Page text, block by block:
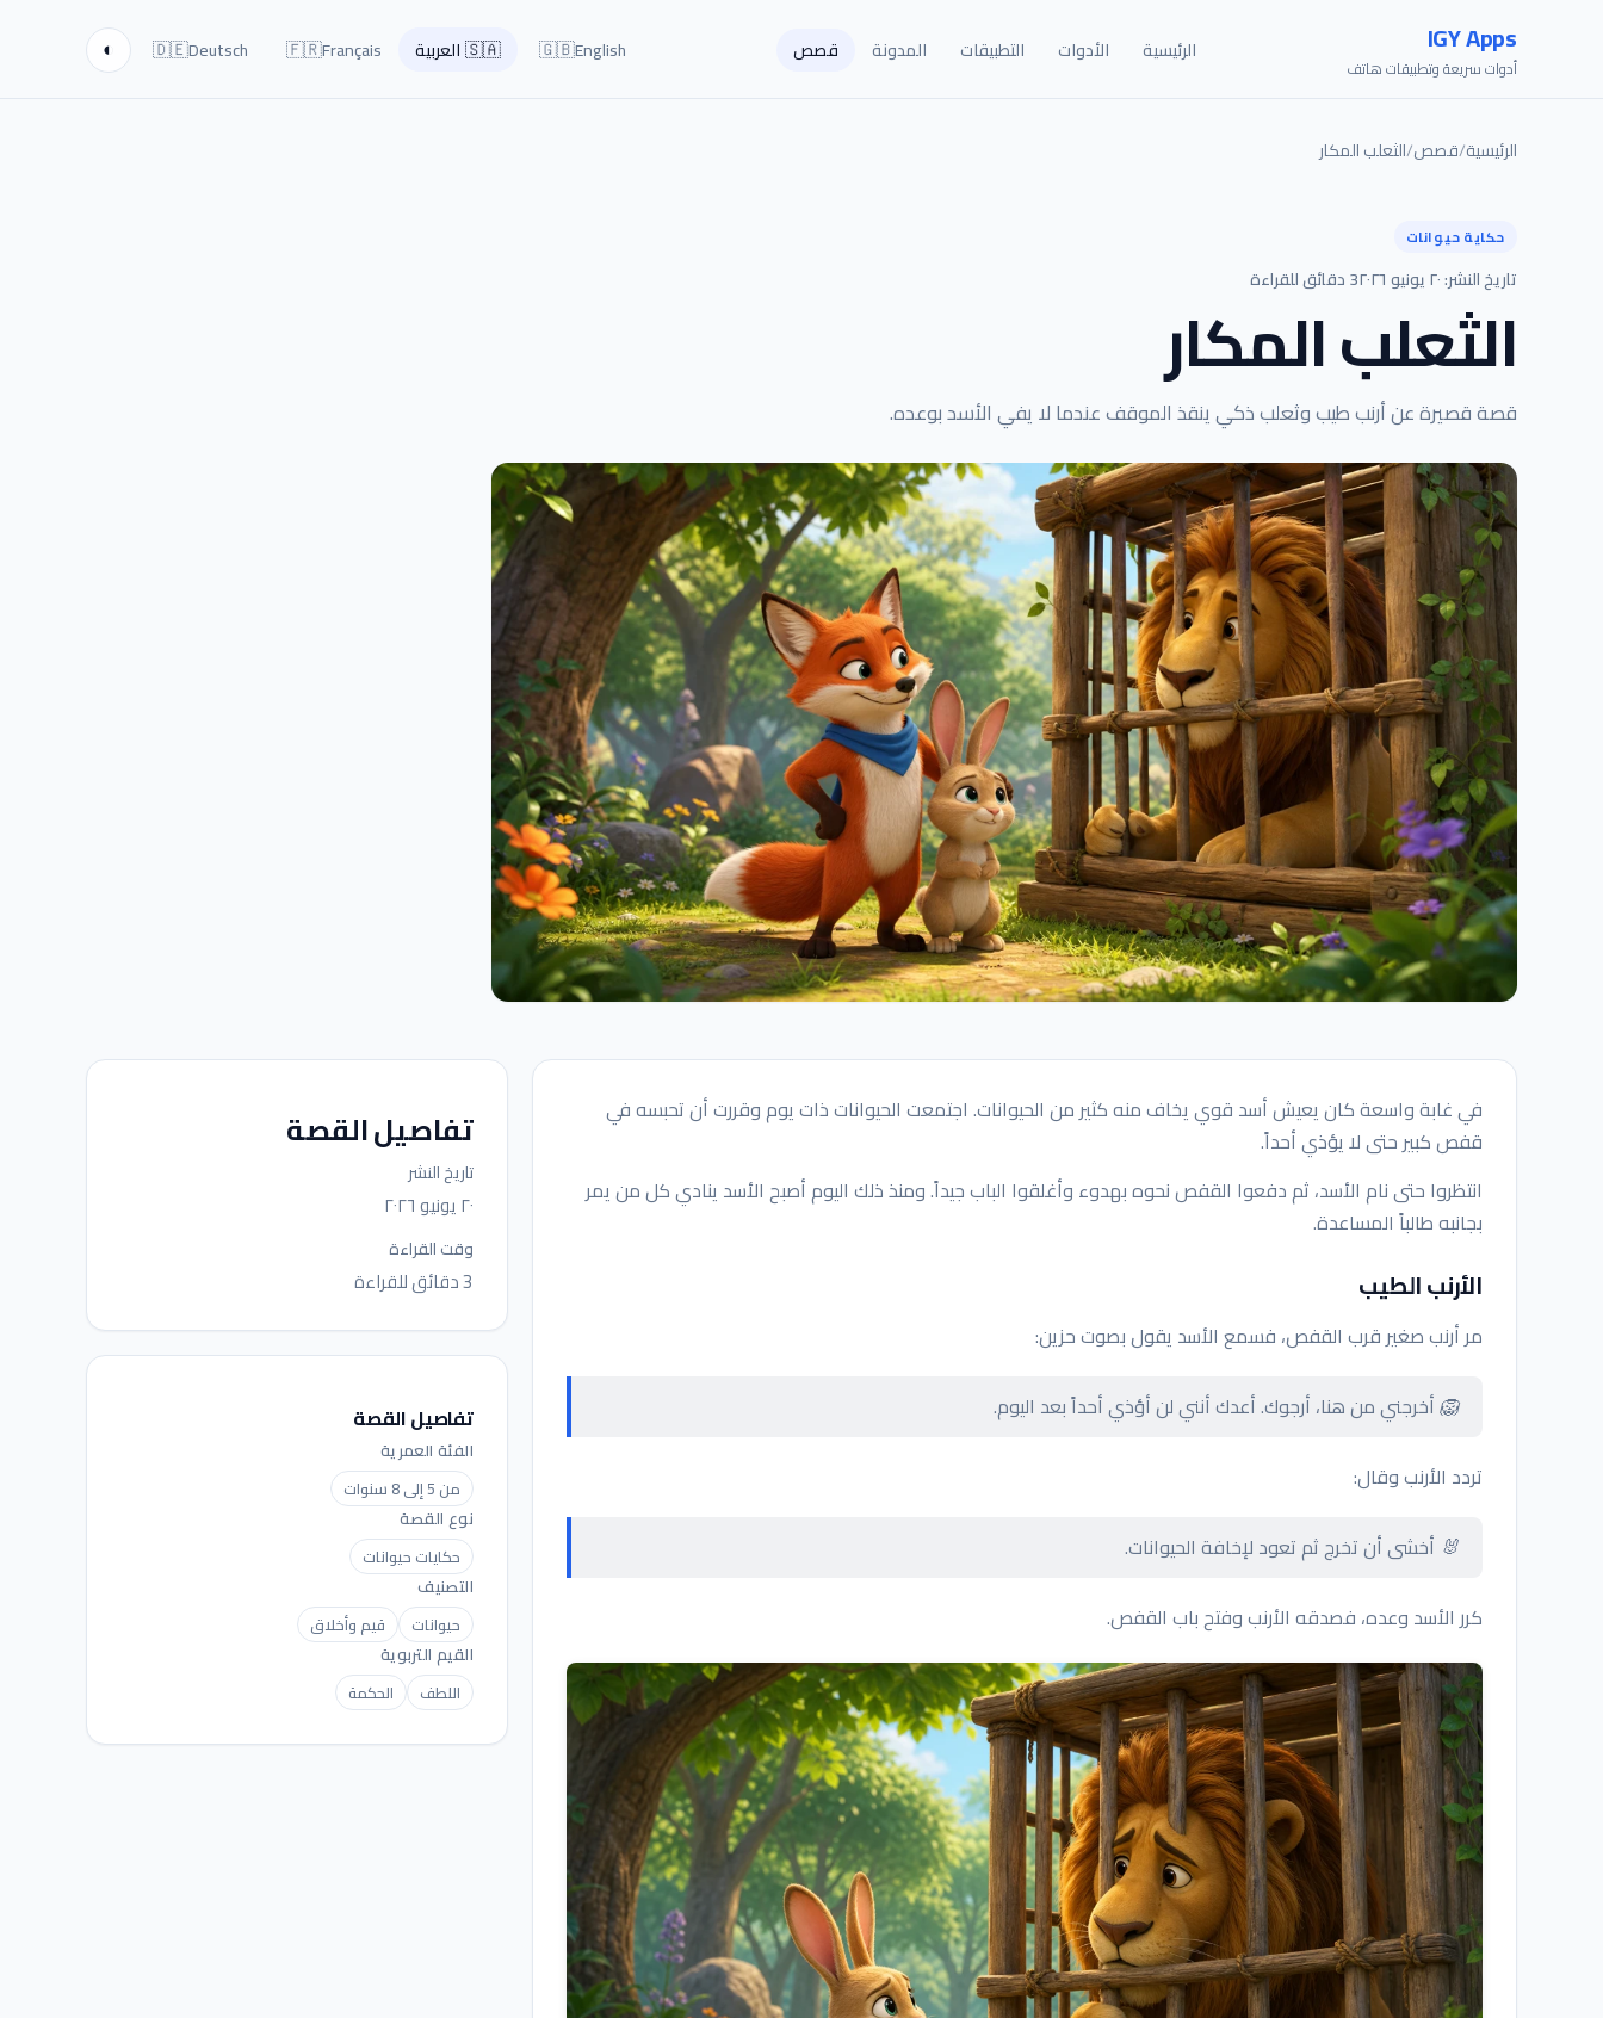
IGY Apps
أدوات سريعة وتطبيقات هاتف
الرئيسية الأدوات التطبيقات المدونة قصص 🇬🇧English
🇸🇦العربية 🇫🇷Français
🇩🇪Deutsch
◐
الرئيسية/قصص/الثعلب المكار
حكاية حيوانات
تاريخ النشر: ٢٠ يونيو ٢٠٢٦ 3 دقائق للقراءة
الثعلب المكار
قصة قصيرة عن أرنب طيب وثعلب ذكي ينقذ الموقف عندما لا يفي الأسد بوعده.
في غابة واسعة كان يعيش أسد قوي يخاف منه كثير من الحيوانات. اجتمعت الحيوانات ذات يوم وقررت أن تحبسه في
قفص كبير حتى لا يؤذي أحداً.
انتظروا حتى نام الأسد، ثم دفعوا القفص نحوه بهدوء وأغلقوا الباب جيداً. ومنذ ذلك اليوم أصبح الأسد ينادي كل من يمر
بجانبه طالباً المساعدة.
الأرنب الطيب
مر أرنب صغير قرب القفص، فسمع الأسد يقول بصوت حزين:
🦁 أخرجني من هنا، أرجوك. أعدك أنني لن أؤذي أحداً بعد اليوم.
تردد الأرنب وقال:
🐰 أخشى أن تخرج ثم تعود لإخافة الحيوانات.
كرر الأسد وعده، فصدقه الأرنب وفتح باب القفص.
تفاصيل القصة
تاريخ النشر
٢٠ يونيو ٢٠٢٦
وقت القراءة
3 دقائق للقراءة
تفاصيل القصة
الفئة العمرية
من 5 إلى 8 سنوات
نوع القصة
حكايات حيوانات
التصنيف
حيوانات
قيم وأخلاق
القيم التربوية
اللطف
الحكمة